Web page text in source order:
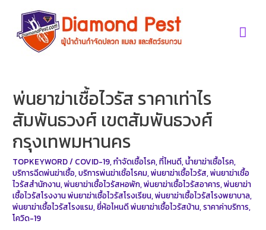
content
พ่นยาฆ่าเชื้อไวรัส ราคาเท่าไร
สัมพันธวงศ์ เขตสัมพันธวงศ์
กรุงเทพมหานคร
TOPKEYWORD/ COVID-19,กำจัดเชื้อโรค,ที่ไหนดี,น้ำยาฆ่าเชื้อโรค,
บริการฉีดพ่นฆ่าเชื้อ,บริการพ่นฆ่าเชิ้อโรคม,พ่นยาฆ่าเชื้อไวรัส,พ่นยาฆ่าเชื้อ
ไวรัสสำนักงาน,พ่นยาฆ่าเชื้อไวรัสหอพัก,พ่นยาฆ่าเชื้อไวรัสอาคาร,พ่นยาฆ่า
เชื้อไวรัสโรงงาน พ่นยาฆ่าเชื้อไวรัสโรงเรียน,พ่นยาฆ่าเชื้อไวรัสโรงพยาบาล,
พ่นยาฆ่าเชื้อไวรัสโรงแรม,ยี่ห้อไหนดี พ่นยาฆ่าเชื้อไวรัสบ้าน,ราคาค่าบริการ,
โควิด-19